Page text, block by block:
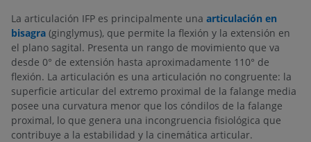
La articulación IFP es principalmente una articulación en
bisagra (ginglymus), que permite la flexión y la extensión en
el plano sagital. Presenta un rango de movimiento que va
desde 0° de extensión hasta aproximadamente 110° de
flexión. La articulación es una articulación no congruente: la
superficie articular del extremo proximal de la falange media
posee una curvatura menor que los cóndilos de la falange
proximal, lo que genera una incongruencia fisiológica que
contribuye a la estabilidad y la cinemática articular.